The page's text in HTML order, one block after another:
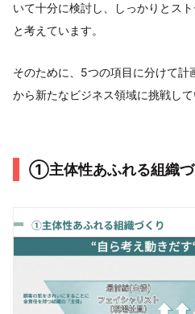
いて十分に検討し、しっかりとス
と考えています。
そのために、5つの項目に分けて計
から新たなビジネス領域に挑戦して
①主体性あふれる組織づ